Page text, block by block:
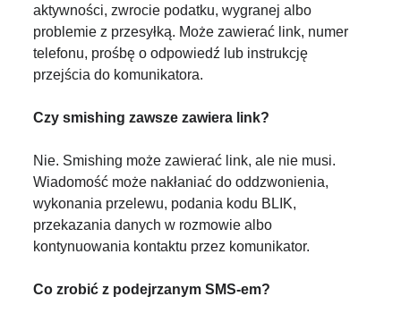
aktywności, zwrocie podatku, wygranej albo
problemie z przesyłką. Może zawierać link, numer
telefonu, prośbę o odpowiedź lub instrukcję
przejścia do komunikatora.
Czy smishing zawsze zawiera link?
Nie. Smishing może zawierać link, ale nie musi.
Wiadomość może nakłaniać do oddzwonienia,
wykonania przelewu, podania kodu BLIK,
przekazania danych w rozmowie albo
kontynuowania kontaktu przez komunikator.
Co zrobić z podejrzanym SMS-em?